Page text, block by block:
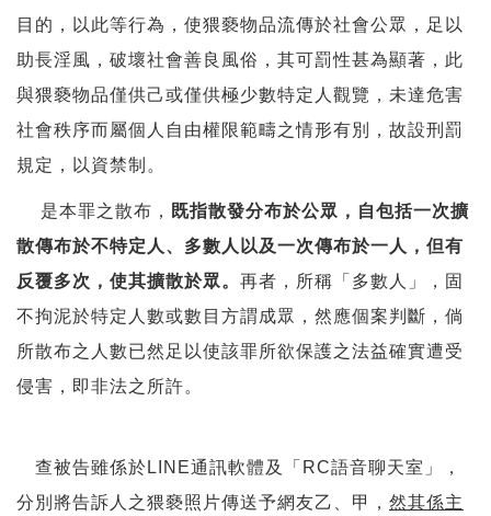
目的，以此等行為，使猥褻物品流傳於社會公眾，足以
助長淫風，破壞社會善良風俗，其可罰性甚為顯著，此
與猥褻物品僅供己或僅供極少數特定人觀覽，未達危害
社會秩序而屬個人自由權限範疇之情形有別，故設刑罰
規定，以資禁制。
是本罪之散布，
既指散發分布於公眾，自包括一次擴
散傳布於不特定人、多數人以及一次傳布於一人，但有
反覆多次，使其擴散於眾。 再者，所稱「多數人」，固
不拘泥於特定人數或數目方謂成眾，然應個案判斷，倘
所散布之人數已然足以使該罪所欲保護之法益確實遭受
侵害，即非法之所許。
查被告雖係於LINE通訊軟體及「RC語音聊天室」，
分別將告訴人之猥褻照片傳送予網友乙、甲， 然其係主